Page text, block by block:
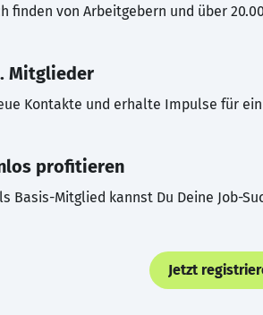
finden von Arbeitgebern und über
Mitglieder
Kontakte und erhalte Impulse für
profitieren
Basis-Mitglied kannst Du Deine Job-
Jetzt